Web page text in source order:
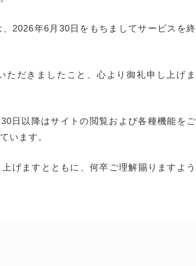
、2026年6月30日をもちましてサービスを終
ただきましたこと、心より御礼申し上げま
日以降はサイトの閲覧および各種機能をご
います。
げますとともに、何卒ご理解賜りますよう